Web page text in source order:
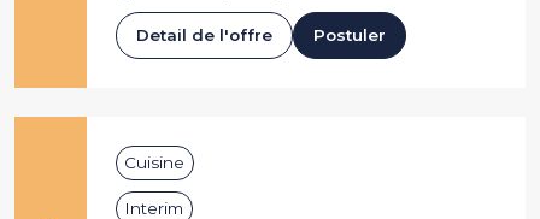
Detail de l'offre Postuler
Cuisine
Interim